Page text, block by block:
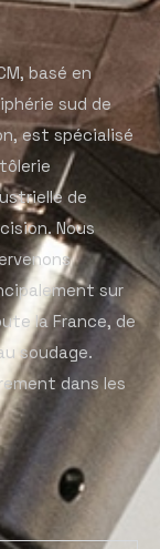
basé en
sud de
est spécialisé
de
Nous
sur
la France, de
soudage.
dans les